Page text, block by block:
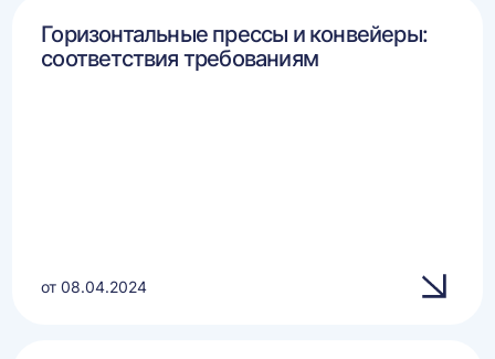
Горизонтальные прессы и конвейеры:
соответствия требованиям
от 08.04.2024